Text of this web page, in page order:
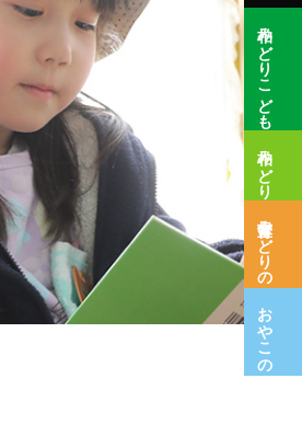
柏みどりこども園
柏みどり保育園
保育室みどりの木
おやこの広場